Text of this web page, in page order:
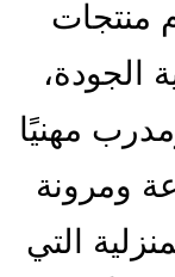
منتجات
الجودة،
مهنيًا
ومرونة
التي